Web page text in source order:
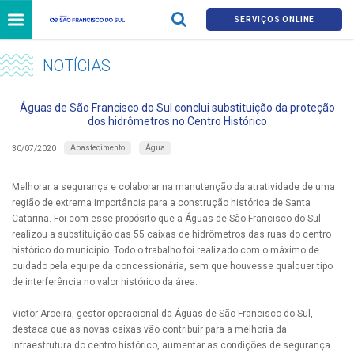
SERVIÇOS ONLINE
NOTÍCIAS
Águas de São Francisco do Sul conclui substituição da proteção
dos hidrômetros no Centro Histórico
30/07/2020 Abastecimento Água
Melhorar a segurança e colaborar na manutenção da atratividade de uma
região de extrema importância para a construção histórica de Santa
Catarina. Foi com esse propósito que a Águas de São Francisco do Sul
realizou a substituição das 55 caixas de hidrômetros das ruas do centro
histórico do município. Todo o trabalho foi realizado com o máximo de
cuidado pela equipe da concessionária, sem que houvesse qualquer tipo
de interferência no valor histórico da área.
Victor Aroeira, gestor operacional da Águas de São Francisco do Sul,
destaca que as novas caixas vão contribuir para a melhoria da
infraestrutura do centro histórico, aumentar as condições de segurança